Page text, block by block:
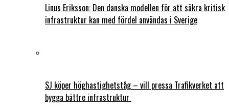
Linus Eriksson: Den danska modellen för att säkra kritisk
infrastruktur kan med fördel användas i Sverige
SJ köper höghastighetståg – vill pressa Trafikverket att
bygga bättre infrastruktur